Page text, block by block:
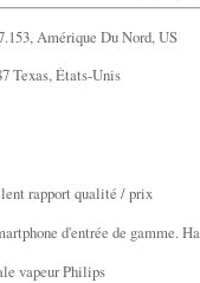
Amérique Du Nord, US
Texas, États-Unis
rapport qualité / prix
d'entrée de gamme.
vapeur Philips